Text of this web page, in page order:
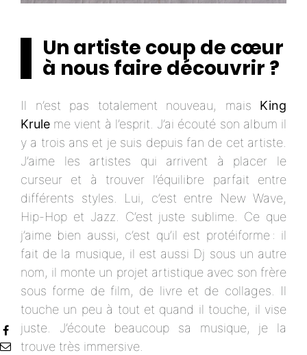
Un artiste coup de cœur
à nous faire découvrir ?
Il n’est pas totalement nouveau, mais King
Krule me vient à l’esprit. J’ai écouté son album il
y a trois ans et je suis depuis fan de cet artiste.
J’aime les artistes qui arrivent à placer le
curseur et à trouver l’équilibre parfait entre
différents styles. Lui, c’est entre New Wave,
Hip-Hop et Jazz. C’est juste sublime. Ce que
j’aime bien aussi, c’est qu’il est protéiforme : il
fait de la musique, il est aussi Dj sous un autre
nom, il monte un projet artistique avec son frère
sous forme de film, de livre et de collages. Il
touche un peu à tout et quand il touche, il vise
juste. J’écoute beaucoup sa musique, je la
trouve très immersive.